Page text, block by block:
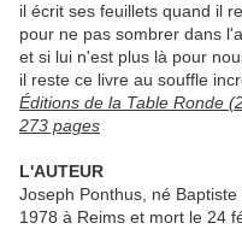
il écrit ses feuillets quand il
pour ne pas sombrer dans
et si lui n'est plus là pour
il reste ce livre au souffle
Éditions de la Table Ronde
273 pages
L'AUTEUR
Joseph Ponthus, né
1978 à Reims et mort le 24